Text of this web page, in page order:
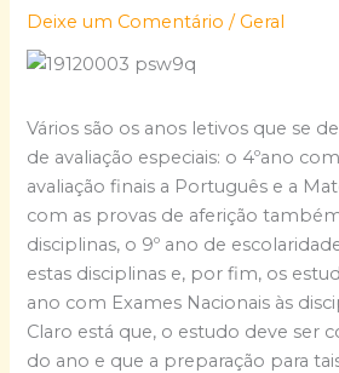
Deixe um Comentário / Geral
Vários são os anos letivos que se
de avaliação especiais: o 4ºano
avaliação finais a Português e a
com as provas de aferição
disciplinas, o 9º ano de
estas disciplinas e, por fim, os
ano com Exames Nacionais às
Claro está que, o estudo deve ser
do ano e que a preparação para